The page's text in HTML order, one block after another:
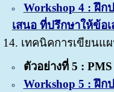
Workshop 4 : ฝึก
เสนอ ที่ปรึกษาให้ข้อ
14. เทคนิคการเขียนแ
ตัวอย่างที่ 5 :
Workshop 5 : ฝึ